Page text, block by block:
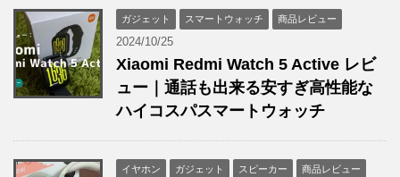
ガジェット スマートウォッチ 商品レビュー
2024/10/25
Xiaomi Redmi Watch 5 Active レビ
ュー｜通話も出来る安すぎ高性能な
ハイコスパスマートウォッチ
イヤホン ガジェット スピーカー 商品レビュー